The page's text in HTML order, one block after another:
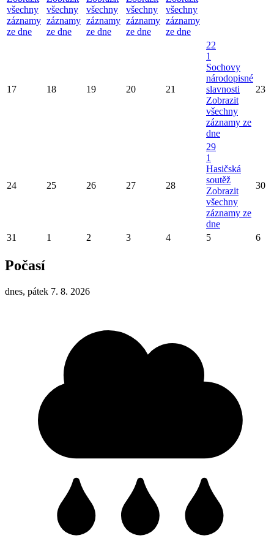
všechny
záznamy
ze dne
všechny
záznamy
ze dne
všechny
záznamy
ze dne
všechny
záznamy
ze dne
všechny
záznamy
ze dne
17 18 19 20 21
22
1
Sochovy
národopisné
slavnosti
Zobrazit
všechny
záznamy ze
dne
23
24 25 26 27 28
29
1
Hasičská
soutěž
Zobrazit
všechny
záznamy ze
dne
30
31 1 2 3 4 5 6
Počasí
dnes, pátek 7. 8. 2026